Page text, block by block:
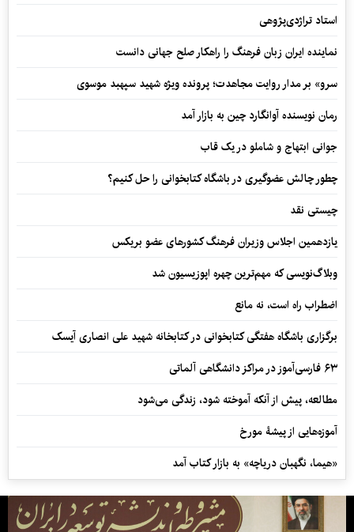
استاد تراژدی‌پژوهی
نماینده ایران زبان فرهنگ را راهکار صلح جهانی دانست
سرو» بر مدار روایت مجاهدت؛ پرونده ویژه شهید سپهبد موسوی
رمان نویسنده آوانگارد چین به بازار آمد
جوانی ابتهاج و شاملو در یک قاب
چطور چالش عضوگیری در باشگاه کتابخوانی را حل کنیم؟
چیستی نقد
یازدهمین اجلاس وزیران فرهنگ کشورهای عضو بریکس
وبلاگ‌نویسی که مهم‌ترین چهره اپوزیسیون شد
اضطراب راه است، نه مانع
برگزاری باشگاه هفتگی کتابخوانی در کتابخانه شهید علی انصاری آیسک
۶۳ فارسی‌آموز در مراکز دانشگاهی آلماتی
مطالعه، پیش از آنکه آموخته شود، زندگی می‌شود
آموزه‌هایی از پیشۀ مورخ
«هیما، نگهبان دریاچه» به بازار کتاب آمد